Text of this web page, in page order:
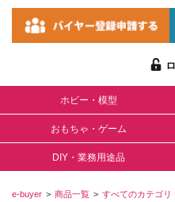
ホビー・模型
おもちゃ・ゲーム
DIY・業務用途品
e-buyer 商品一覧 すべてのカテゴリ